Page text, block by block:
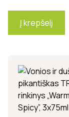
Į krepšelį